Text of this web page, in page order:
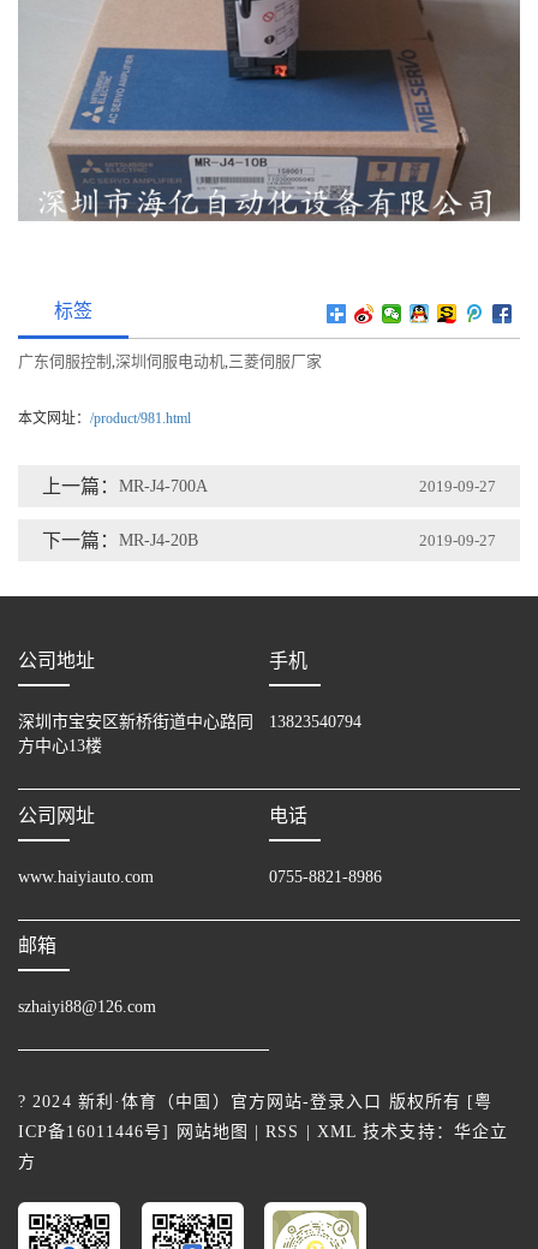
标签
广东伺服控制 ,深圳伺服电动机,三菱伺服厂家
本文网址： /product/981.html
上一篇： MR-J4-700A 2019-09-27
下一篇： MR-J4-20B 2019-09-27
公司地址
深圳市宝安区新桥街道中心路同
方中心13楼
手机
13823540794
公司网址
www.haiyiauto.com
电话
0755-8821-8986
邮箱
szhaiyi88@126.com
? 2024 新利·体育（中国）官方网站-登录入口 版权所有 [粤
ICP备16011446号] 网站地图 |RSS XML 技术支持： 华企立
方